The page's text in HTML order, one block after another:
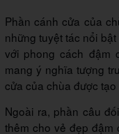
Phần cánh cửa của
những tuyệt tác nổi
với phong cách đậm
mang ý nghĩa tượng
cửa của chùa được
Ngoài ra, phần câu
thêm cho vẻ đẹp đậm